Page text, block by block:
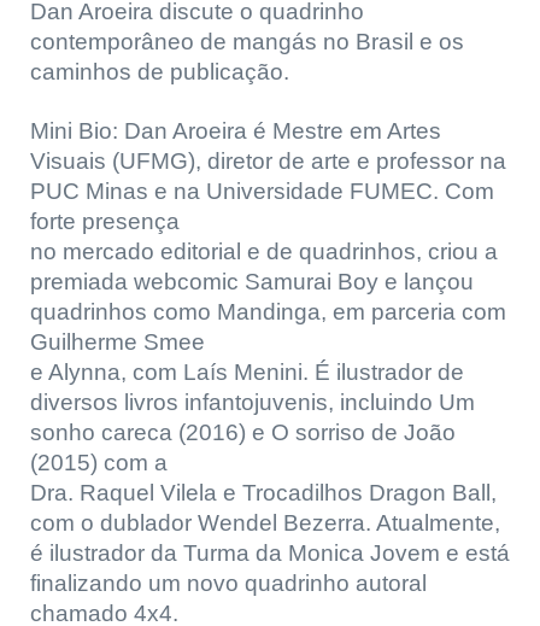
Dan Aroeira discute o quadrinho
contemporâneo de mangás no Brasil e os
caminhos de publicação.
Mini Bio: Dan Aroeira é Mestre em Artes
Visuais (UFMG), diretor de arte e professor na
PUC Minas e na Universidade FUMEC. Com
forte presença
no mercado editorial e de quadrinhos, criou a
premiada webcomic Samurai Boy e lançou
quadrinhos como Mandinga, em parceria com
Guilherme Smee
e Alynna, com Laís Menini. É ilustrador de
diversos livros infantojuvenis, incluindo Um
sonho careca (2016) e O sorriso de João
(2015) com a
Dra. Raquel Vilela e Trocadilhos Dragon Ball,
com o dublador Wendel Bezerra. Atualmente,
é ilustrador da Turma da Monica Jovem e está
finalizando um novo quadrinho autoral
chamado 4x4.